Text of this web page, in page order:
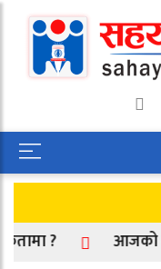
? आजको मौसम: